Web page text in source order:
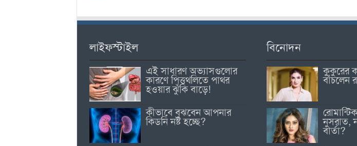
লাইফস্টাইল
এই সাধারণ অভ্যাসগুলোর
কারণে পিত্তথলিতে পাথর
হওয়ার ঝুঁকি বাড়ে!
কীভাবে বুঝবেন আপনার
কিডনি নষ্ট হচ্ছে?
বিনোদন
কুকুরের
বাঁচলেন
নুসরাত,
বার্তা?